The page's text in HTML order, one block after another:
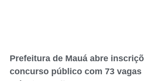
Prefeitura de Mauá abre
concurso público com 73 vagas